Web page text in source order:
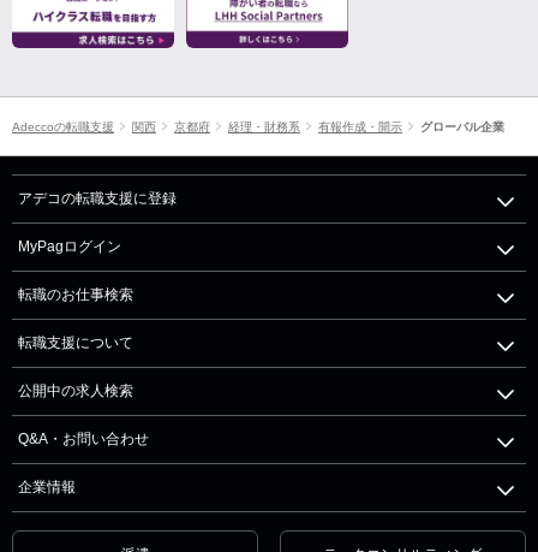
Adeccoの転職支援 関西 京都府 経理・財務系 有報作成・開示 グローバル企業
アデコの転職支援に登録
MyPagログイン
転職のお仕事検索
転職支援について
公開中の求人検索
Q&A・お問い合わせ
企業情報